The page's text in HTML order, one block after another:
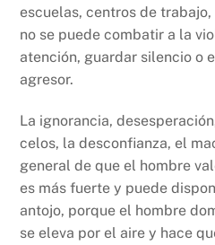
escuelas, centros de
no se puede combatir a la
atención, guardar silencio o
agresor.
La ignorancia,
celos, la desconfianza, el
general de que el hombre
es más fuerte y puede
antojo, porque el hombre
se eleva por el aire y hace